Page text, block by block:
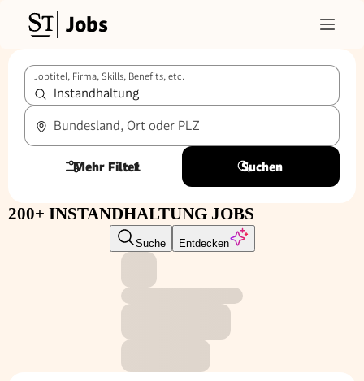
Jobs
Jobtitel, Firma, Skills, Benefits, etc.
Bundesland, Ort oder PLZ
Mehr Filter
1 Suchen
200+ INSTANDHALTUNG JOBS
Suche Entdecken